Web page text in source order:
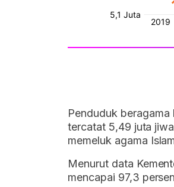
Penduduk
tercatat 5,49 juta
memeluk agama
Menurut data
mencapai 97,3